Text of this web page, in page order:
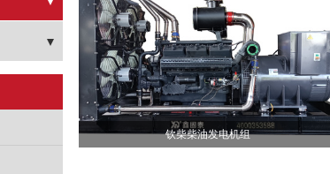
钦柴柴油发电机组